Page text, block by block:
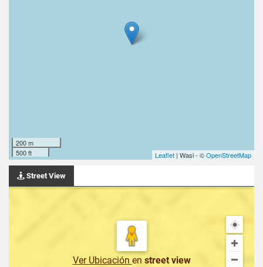
200 m
500 ft
Leaflet | Wasi - ©OpenStreetMap
Street View
Ver Ubicación en street view